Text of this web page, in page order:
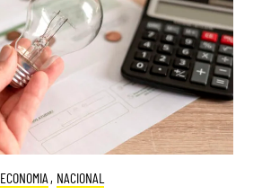
ECONOMIA , NACIONAL